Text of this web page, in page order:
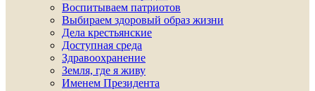
Воспитываем патриотов
Выбираем здоровый образ жизни
Дела крестьянские
Доступная среда
Здравоохранение
Земля, где я живу
Именем Президента